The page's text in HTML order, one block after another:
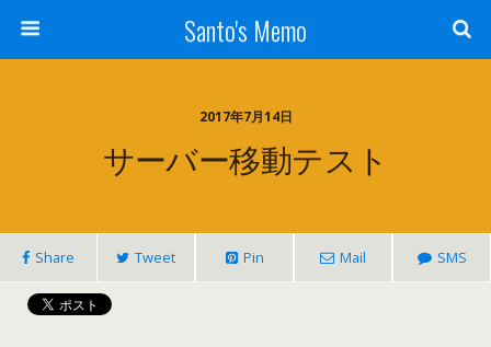
Santo's Memo
2017年7月14日
サーバー移動テスト
Share Tweet Pin Mail SMS